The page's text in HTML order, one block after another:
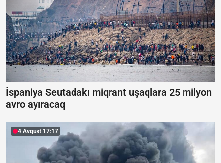
İspaniya Seutadakı miqrant uşaqlara 25 milyon
avro ayıracaq
4 Avqust 17:17